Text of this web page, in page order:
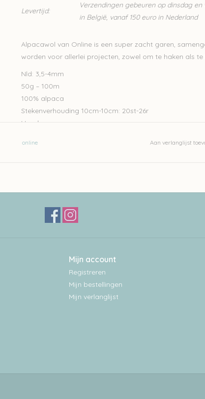
Levertijd:
Verzendingen gebeuren op dinsdag
in België, vanaf 150 euro in Nederland
Alpacawol van Online is een super zacht garen,
worden voor allerlei projecten, zowel om te haken als te
Nld: 3,5-4mm
50g – 100m
100% alpaca
Stekenverhouding 10cm-10cm: 20st-26r
Handwas
Let op: de kleur op beeld kan afwijken van de werkelijke
online Aan verlanglijst
Mijn account
Registreren
Mijn bestellingen
Mijn verlanglijst